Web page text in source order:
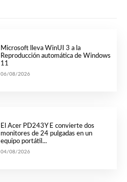
Microsoft lleva WinUI 3 a la
Reproducción automática de Windows
11
06/08/2026
El Acer PD243Y E convierte dos
monitores de 24 pulgadas en un
equipo portátil...
04/08/2026